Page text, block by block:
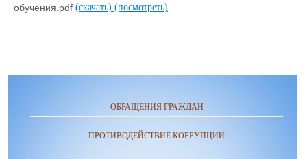
обучения.pdf (скачать) (посмотреть)
ОБРАЩЕНИЯ ГРАЖДАН
ПРОТИВОДЕЙСТВИЕ КОРРУПЦИИ